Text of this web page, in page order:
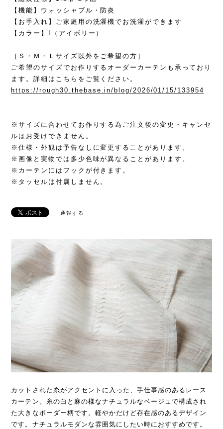
【機能】ウォッシャブル・防炎
【お手入れ】ご家庭用の洗濯機でお洗濯ができます
【カラー】I（アイボリー）
［Ｓ・Ｍ・Ｌサイズ以外をご希望の方］
ご希望のサイズでお作りするオーダーカーテンも承っており
ます。詳細はこちらをご覧ください。
https://rough30.thebase.in/blog/2026/01/15/133954
※サイズに合わせてお作りする為ご注文後の変更・キャンセ
ルはお受けできません。
※仕様・外観は予告なしに変更することがあります。
※画像と実物では多少色味が異なることがあります。
※カーテンにはフックが付きます。
※タッセルは付属しません。
通報する
カットされた糸がアクセントに入った、手仕事感のあるレース
カーテン。糸の白と麻の様なナチュラルなベージュで構成され
た大きなボーダー柄です。軽やかだけど存在感のあるデザイン
です。ナチュラルモダンな雰囲気にしたい時におすすめです。